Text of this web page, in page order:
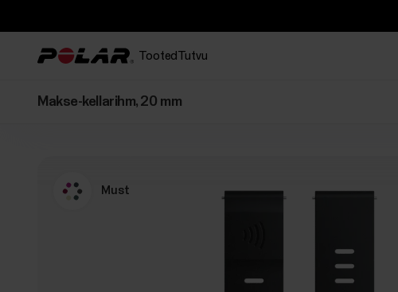
Tooted Tutvu
Makse-kellarihm, 20 mm
Must